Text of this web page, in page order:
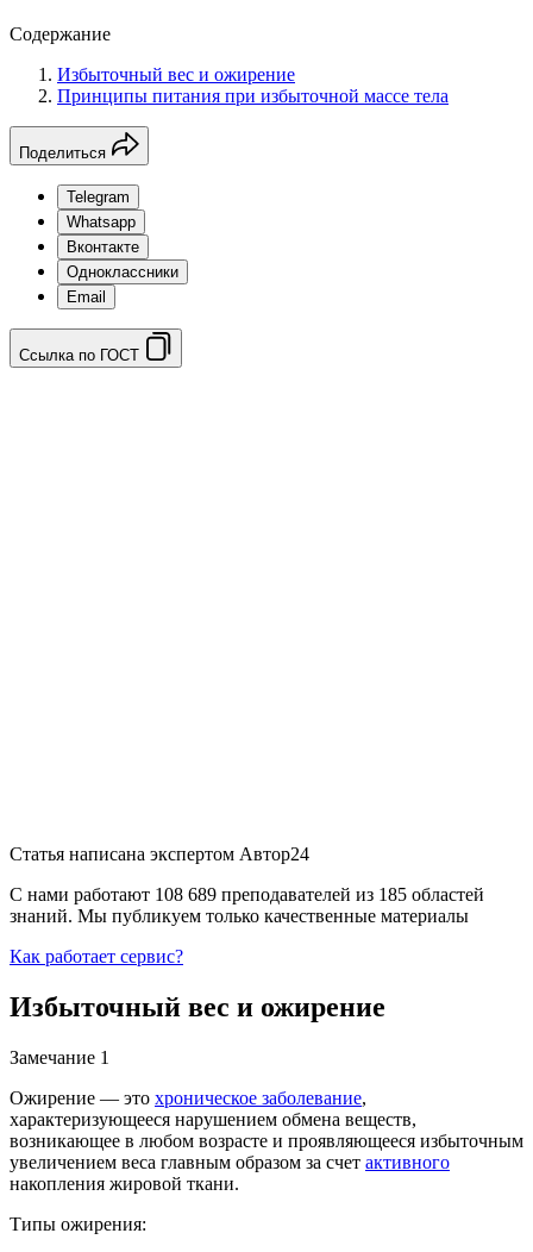
Содержание
Избыточный вес и ожирение
Принципы питания при избыточной массе тела
Поделиться
Telegram
Whatsapp
Вконтакте
Одноклассники
Email
Ссылка по ГОСТ
Статья написана экспертом Автор24
С нами работают 108 689 преподавателей из 185 областей
знаний. Мы публикуем только качественные материалы
Как работает сервис?
Избыточный вес и ожирение
Замечание 1
Ожирение — это хроническое заболевание,
характеризующееся нарушением обмена веществ,
возникающее в любом возрасте и проявляющееся избыточным
увеличением веса главным образом за счет активного
накопления жировой ткани.
Типы ожирения: